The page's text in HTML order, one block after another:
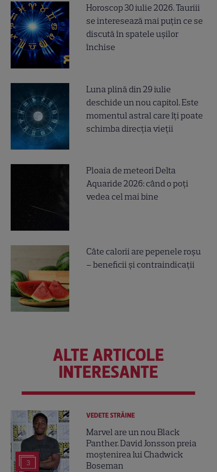
Horoscop 30 iulie 2026. Tauriii
se interesează mai puțin ce se
discută în spatele ușilor
închise
Luna plină din 29 iulie
deschide un nou capitol. Este
momentul astral care îți poate
schimba direcția vieții
Ploaia de meteori Delta
Aquaride 2026: când o poți
vedea cel mai bine
Câte calorii are pepenele roșu
– beneficii și contraindicații
ALTE ARTICOLE
INTERESANTE
3
VEDETE STRĂINE
Marvel are un nou Black
Panther. David Jonsson preia
moștenirea lui Chadwick
Boseman